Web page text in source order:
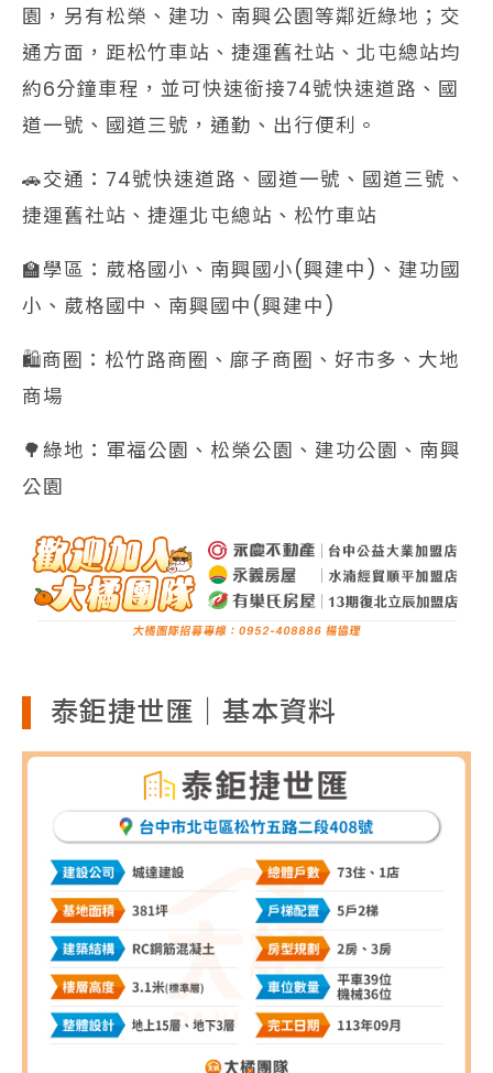
園，另有松榮、建功、南興公園等鄰近綠地；交
通方面，距松竹車站、捷運舊社站、北屯總站均
約6分鐘車程，並可快速銜接74號快速道路、國
道一號、國道三號，通勤、出行便利。
🚗交通：74號快速道路、國道一號、國道三號、
捷運舊社站、捷運北屯總站、松竹車站
🏫學區：葳格國小、南興國小(興建中)、建功國
小、葳格國中、南興國中(興建中)
🛍️商圈：松竹路商圈、廍子商圈、好市多、大地
商場
🌳綠地：軍福公園、松榮公園、建功公園、南興
公園
泰鉅捷世匯｜基本資料